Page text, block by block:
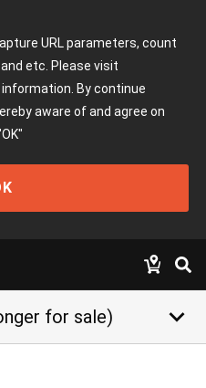
URL parameters, count
etc. Please visit
By continue
aware of and agree on
for sale) keyboard_arrow_down